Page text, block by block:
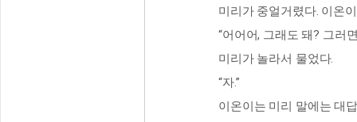
미리가 중얼거렸다. 이온
“어어어, 그래도 돼? 그러
미리가 놀라서 물었다.
“자.”
이온이는 미리 말에는 대